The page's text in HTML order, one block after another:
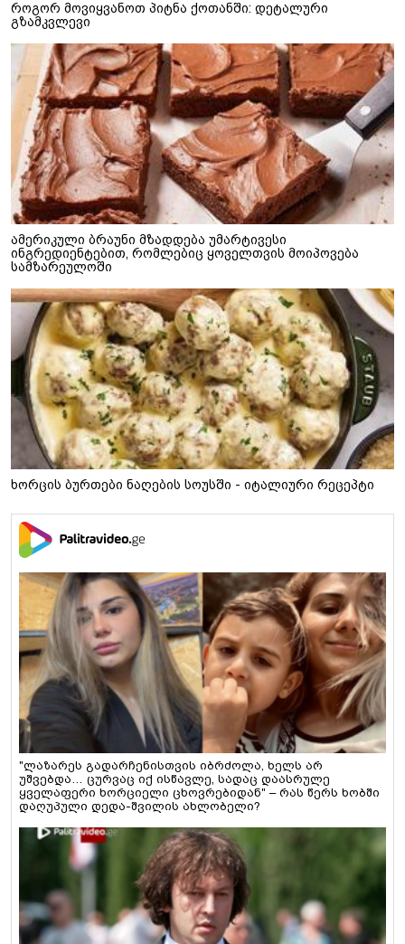
როგორ მოვიყვანოთ პიტნა ქოთანში: დეტალური
გზამკვლევი
ამერიკული ბრაუნი მზადდება უმარტივესი
ინგრედიენტებით, რომლებიც ყოველთვის მოიპოვება
სამზარეულოში
ხორცის ბურთები ნაღების სოუსში - იტალიური რეცეპტი
"ლაზარეს გადარჩენისთვის იბრძოლა, ხელს არ
უშვებდა… ცურვაც იქ ისწავლე, სადაც დაასრულე
ყველაფერი ხორციელი ცხოვრებიდან" – რას წერს ხობში
დაღუპული დედა-შვილის ახლობელი?